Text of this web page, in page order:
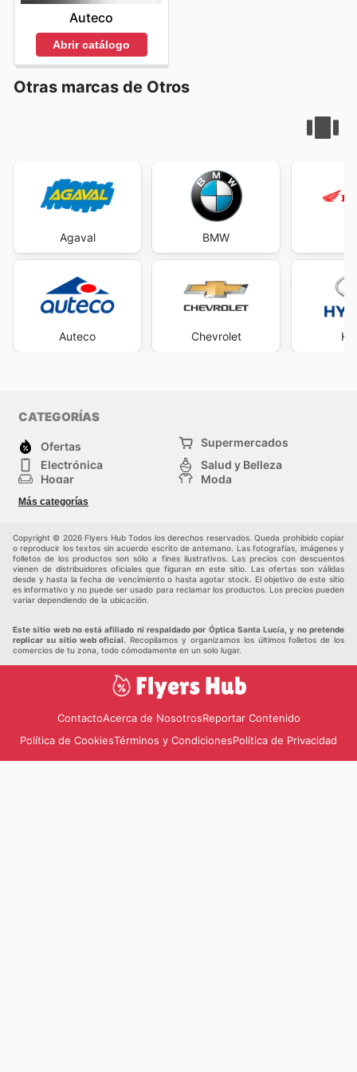
Auteco
Abrir catálogo
Otras marcas de Otros
Agaval
Auteco
BMW
Chevrolet
CATEGORÍAS
Ofertas
Supermercados
Electrónica
Salud y Belleza
Hogar
Moda
Herramientas y jardinería
Infancia
Más categorías
Copyright © 2026 Flyers Hub Todos los derechos reservados. Queda prohibido copiar
o reproducir los textos sin acuerdo escrito de antemano. Las fotografías, imágenes y
folletos de los productos son sólo a fines ilustrativos. Las precios con descuentos
vienen de distribuidores oficiales que figuran en este sitio. Las ofertas son válidas
desde y hasta la fecha de vencimiento o hasta agotar stock. El objetivo de este sitio
es informativo y no puede ser usado para reclamar los productos. Los precios pueden
variar dependiendo de la ubicación.
Este sitio web no está afiliado ni respaldado por Óptica Santa Lucía, y no pretende
replicar su sitio web oficial. Recopilamos y organizamos los últimos folletos de los
comercios de tu zona, todo cómodamente en un solo lugar.
ContactoAcerca de NosotrosReportar Contenido
Política de CookiesTérminos y CondicionesPolítica de Privacidad